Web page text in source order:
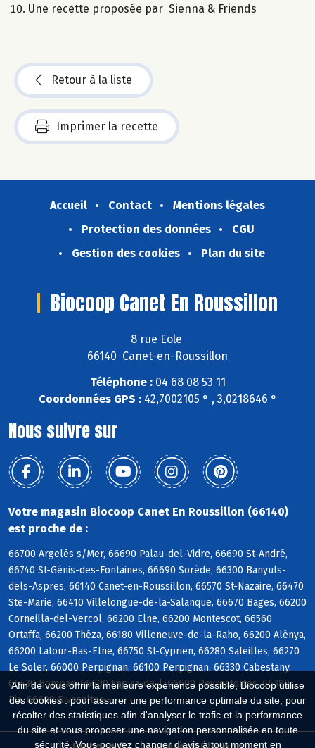
Afin de vous offrir la meilleure expérience possible, Biocoop utilise
des cookies : pour assurer une performance optimale du site, pour
récolter des statistiques afin d'analyser le trafic et la performance
du site et vous proposer une navigation personnalisée en toute
sécurité. Vous pouvez changer d'avis à tout moment en
Une recette proposée par Sienna & Friends
Retour à la liste
Imprimer la recette
Accueil Contact
Mentions légales
Protection des données
CGU
Gestion des cookies
Plan du site
Biocoop Canet En Roussillon
8 rue Eole
66140 Canet-en-Roussillon
Téléphone :04 68 08 53 11
Coordonnées GPS :42,7002105 ° , 3,0218646 °
Nous suivre sur
Votre magasin Biocoop Canet En Roussillon (66140)
est proche de :
66700 Argelès s/Mer, 66690 Palau-del-Vidre, 66690 St-André,
66740 St-Génis-des-Fontaines, 66690 Sorède, 66300 Banyuls-
dels-Aspres, 66140 Canet-en-Roussillon, 66570 St-Nazaire, 66470
Ste-Marie, 66410 Villelongue-de-la-Salanque, 66670 Bages, 66200
Corneilla-del-Vercol, 66200 Elne, 66200 Montescot, 66560
Ortaffa, 66200 Théza, 66180 Villeneuve-de-la-Raho, 66200 Alénya,
66200 Latour-Bas-Elne, 66750 St-Cyprien, 66280 Saleilles, 66270
Le Soler, 66000 Perpignan, 66100 Perpignan, 66330 Cabestany,
66430 Bompas, 66600 Espira-de-l, 66600 Peyrestortes, 66380
Pia, 66600 Rivesaltes